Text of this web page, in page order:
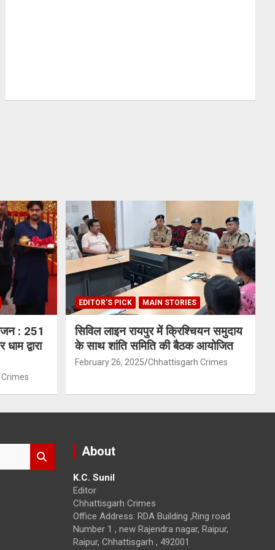
: 251
द्वारा
EDITOR'S PICK MAIN STORIES
सिविल लाइन रायपुर में क्रिश्चियन समुदाय
के साथ शांति समिति की बैठक आयोजित
February 26, 2025 Chhattisgarh Crimes
About
K.C. Sunil
Editor
Chhattisgarh Crimes
Office Address: RDA Building ,Ring road
Number 1 , new Rajendra nagar, Raipur,
Raipur, Chhattisgarh , 492001